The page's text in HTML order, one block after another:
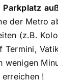
Parkplatz
der Metro
(z.B.
Termini,
wenigen
!